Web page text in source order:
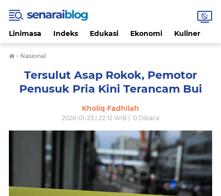
Linimasa Indeks Edukasi Ekonomi Kuliner
› Nasional
Tersulut Asap Rokok, Pemotor
Penusuk Pria Kini Terancam Bui
Kholiq Fadhilah
2026-01-23 | 22:12 WIB | 0 Dibaca